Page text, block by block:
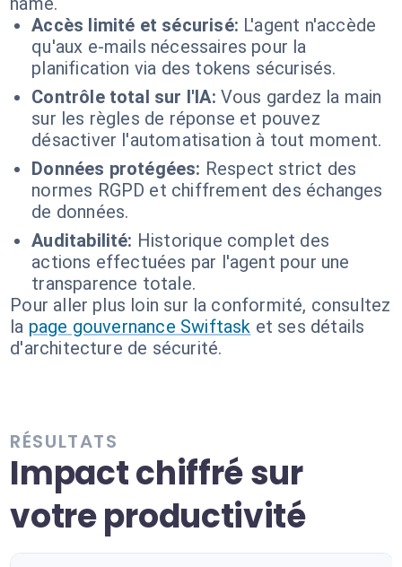
Accès limité et sécurisé: L'agent n'accède
qu'aux e-mails nécessaires pour la
planification via des tokens sécurisés.
Contrôle total sur l'IA: Vous gardez la main
sur les règles de réponse et pouvez
désactiver l'automatisation à tout moment.
Données protégées: Respect strict des
normes RGPD et chiffrement des échanges
de données.
Auditabilité: Historique complet des
actions effectuées par l'agent pour une
transparence totale.
Pour aller plus loin sur la conformité, consultez
la page gouvernance Swiftask et ses détails
d'architecture de sécurité.
RÉSULTATS
Impact chiffré sur
votre productivité